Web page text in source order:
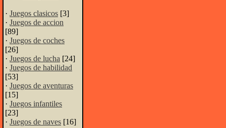
· Juegos clasicos [3]
· Juegos de accion
[89]
· Juegos de coches
[26]
· Juegos de lucha [24]
· Juegos de habilidad
[53]
· Juegos de aventuras
[15]
· Juegos infantiles
[23]
· Juegos de naves [16]